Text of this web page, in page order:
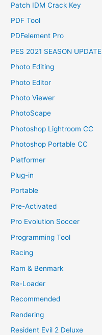
Patch IDM Crack Key
PDF Tool
PDFelement Pro
PES 2021 SEASON UPDATE
Photo Editing
Photo Editor
Photo Viewer
PhotoScape
Photoshop Lightroom CC
Photoshop Portable CC
Platformer
Plug-in
Portable
Pre-Activated
Pro Evolution Soccer
Programming Tool
Racing
Ram & Benmark
Re-Loader
Recommended
Rendering
Resident Evil 2 Deluxe